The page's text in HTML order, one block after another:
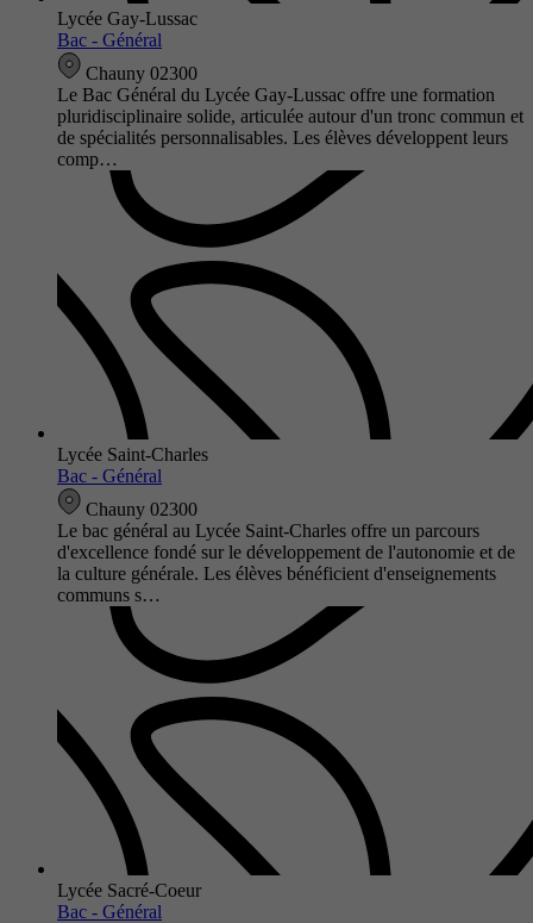
Lycée Gay-Lussac
Bac - Général
Chauny 02300
Le Bac Général du Lycée Gay-Lussac offre une formation
pluridisciplinaire solide, articulée autour d'un tronc commun et
de spécialités personnalisables. Les élèves développent leurs
comp…
Lycée Saint-Charles
Bac - Général
Chauny 02300
Le bac général au Lycée Saint-Charles offre un parcours
d'excellence fondé sur le développement de l'autonomie et de
la culture générale. Les élèves bénéficient d'enseignements
communs s…
Lycée Sacré-Coeur
Bac - Général